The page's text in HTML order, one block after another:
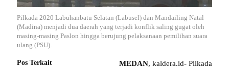
Pilkada 2020 Labuhanbatu Selatan (Labusel) dan Mandailing Natal
(Madina) menjadi dua daerah yang terjadi konflik saling gugat oleh
masing-masing Paslon hingga berujung pelaksanaan pemilihan suara
ulang (PSU).
MEDAN, kaldera.id- Pilkada
Pos Terkait